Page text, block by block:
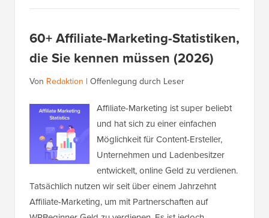
60+ Affiliate-Marketing-Statistiken,
die Sie kennen müssen (2026)
Von Redaktion | Offenlegung durch Leser
Affiliate-Marketing ist super beliebt
und hat sich zu einer einfachen
Möglichkeit für Content-Ersteller,
Unternehmen und Ladenbesitzer
entwickelt, online Geld zu verdienen.
Tatsächlich nutzen wir seit über einem Jahrzehnt
Affiliate-Marketing, um mit Partnerschaften auf